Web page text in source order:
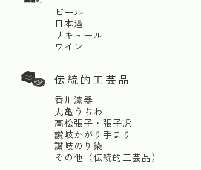
ビール
日本酒
リキュール
ワイン
伝統的工芸品
香川漆器
丸亀うちわ
高松張子・張子虎
讃岐かがり手まり
讃岐のり染
その他（伝統的工芸品）